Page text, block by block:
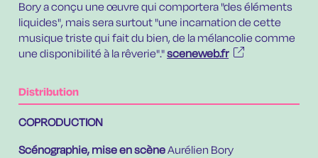
Bory a conçu une œuvre qui comportera "des éléments
liquides", mais sera surtout "une incarnation de cette
musique triste qui fait du bien, de la mélancolie comme
une disponibilité à la rêverie"."sceneweb.fr
Distribution
COPRODUCTION
Scénographie, mise en scèneAurélien Bory